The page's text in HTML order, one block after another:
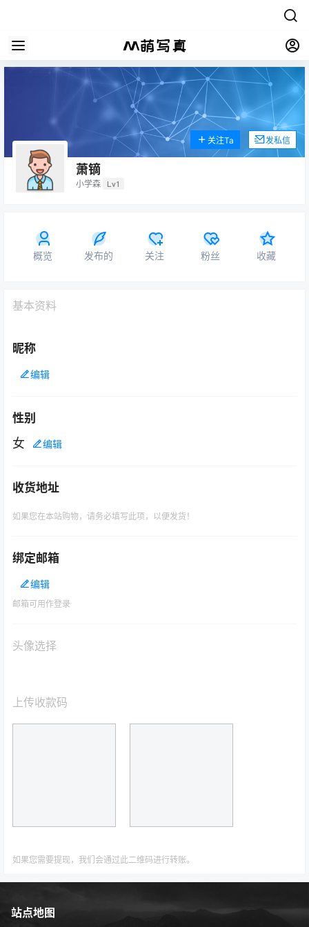
萧镝
小学森 Lv1
关注Ta 发私信
概览 发布的 关注 粉丝 收藏
基本资料
昵称
编辑
性别
女 编辑
收货地址
如果您在本站购物，请务必填写此项，以便发货！
绑定邮箱
编辑
邮箱可用作登录
头像选择
上传收款码
如果您需要提现，我们会通过此二维码进行转账。
站点地图